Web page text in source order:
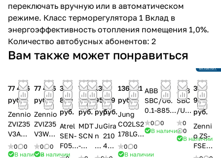
переключать вручную или в автоматическом
режиме. Класс терморегулятора 1 Вклад в
энергоэффективность отопления помещения 1,0%.
Количество автобусных абонентов: 2
Вам также может понравиться
77 406
руб.
Zennio
ZVIZ35
V3A
Емкост
ная
0
0
В наличии
77 406
руб.
Zennio
ZVIZ35
V3W
Емкост
ная
0
0
В наличии
39
800
руб.
Atrel
SEN-
F050
2-1
73
233
руб.
MDT
SCN
-
CO2
139
958
руб.
Ju
n
g
C
75
619
руб.
Gira
210
401
5
136 721
руб.
Jung
CO2LS2
178LG
KNX/EI
B
0
0
В наличии
ABB
SBC/U6.
0.1-885
Регулято
р
0
0
В наличии
ABB
SBC
/U6.
0.1-
84
RTC
0
0
В наличии
31
922
руб.
Zenni
o ZS-
FSEN
KNX